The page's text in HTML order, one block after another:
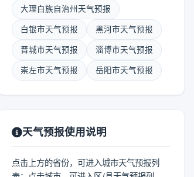
大理白族自治州天气预报
白银市天气预报 黑河市天气预报
晋城市天气预报 淄博市天气预报
崇左市天气预报 岳阳市天气预报
天气预报使用说明
点击上方的省份，可进入城市天气预报列